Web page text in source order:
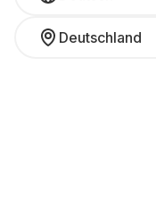
Deutschland